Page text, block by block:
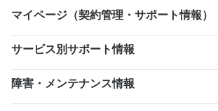
マイページ（契約管理・サポート情報）
サービス別サポート情報
障害・メンテナンス情報